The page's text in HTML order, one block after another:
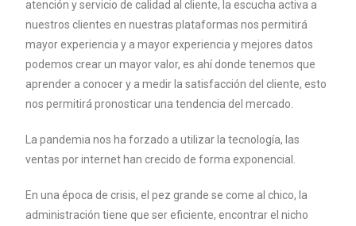
atención y servicio de calidad al cliente, la escucha activa a
nuestros clientes en nuestras plataformas nos permitirá
mayor experiencia y a mayor experiencia y mejores datos
podemos crear un mayor valor, es ahí donde tenemos que
aprender a conocer y a medir la satisfacción del cliente, esto
nos permitirá pronosticar una tendencia del mercado.
La pandemia nos ha forzado a utilizar la tecnología, las
ventas por internet han crecido de forma exponencial.
En una época de crisis, el pez grande se come al chico, la
administración tiene que ser eficiente, encontrar el nicho